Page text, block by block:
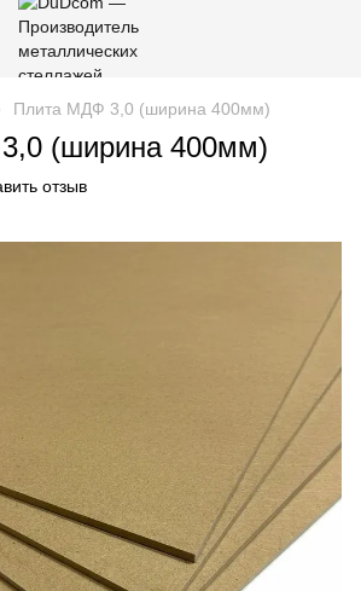
Плита МДФ 3,0 (ширина 400мм)
(ширина 400мм)
отзыв